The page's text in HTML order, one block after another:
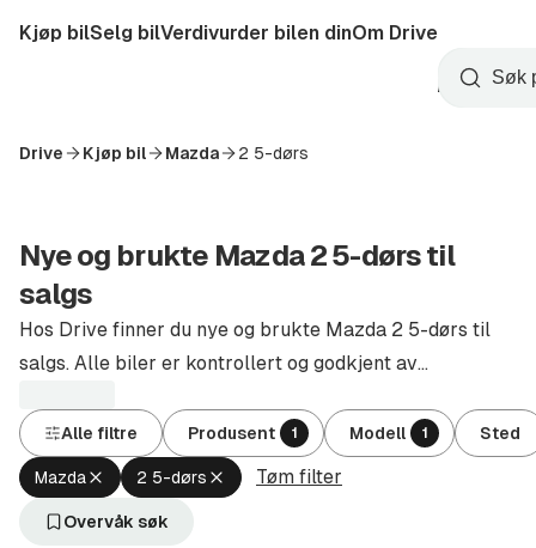
til
Startside
Kjøp bilSelg bilVerdivurder bilen dinOm Drive
Opprett
konto
Søk
Drive Kjøp bil Mazda 2 5-dørs
Nye og brukte Mazda 2 5-dørs til
salgs
Hos Drive finner du nye og brukte Mazda 2 5-dørs til
salgs. Alle biler er kontrollert og godkjent av
Alle filtre Produsent 1 Modell 1 Sted
Mazda Fjern
aktivt
filter
2 5-dørs Fjern
aktivt
Tøm filter
Overvåk søk